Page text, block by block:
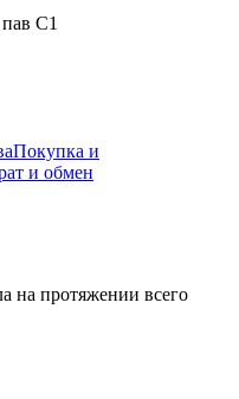
С1
Покупка и
и обмен
на протяжении всего